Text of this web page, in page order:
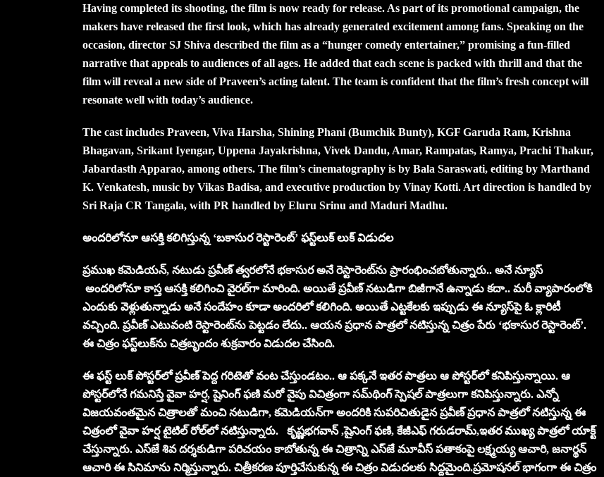
Having completed its shooting, the film is now ready for release. As part of its promotional campaign, the
makers have released the first look, which has already generated excitement among fans. Speaking on the
occasion, director SJ Shiva described the film as a “hunger comedy entertainer,” promising a fun-filled
narrative that appeals to audiences of all ages. He added that each scene is packed with thrill and that the
film will reveal a new side of Praveen’s acting talent. The team is confident that the film’s fresh concept will
resonate well with today’s audience.
The cast includes Praveen, Viva Harsha, Shining Phani (Bumchik Bunty), KGF Garuda Ram, Krishna
Bhagavan, Srikant Iyengar, Uppena Jayakrishna, Vivek Dandu, Amar, Rampatas, Ramya, Prachi Thakur,
Jabardasth Apparao, among others. The film’s cinematography is by Bala Saraswati, editing by Marthand
K. Venkatesh, music by Vikas Badisa, and executive production by Vinay Kotti. Art direction is handled by
Sri Raja CR Tangala, with PR handled by Eluru Srinu and Maduri Madhu.
అందరిలోనూ ఆసక్తి కలిగిస్తున్న ‘బకాసుర రెస్టారెంట్‌’ ఫస్ట్‌లుక్‌ లుక్‌ విడుదల
ప్రముఖ కమెడియన్‌, నటుడు ప్రవీణ్ త్వరలోనే భకాసుర అనే రెస్టారెంట్‌ను ప్రారంభించబోతున్నారు.. అనే న్యూస్‌
అందరిలోనూ కాస్త ఆసక్తి కలిగించి వైరల్‌గా మారింది. అయితే ప్రవీణ్‌ నటుడిగా బిజీగానే ఉన్నాడు కదా.. మరీ వ్యాపారంలోకి
ఎందుకు వెళ్లుతున్నాడు అనే సందేహం కూడా అందరిలో కలిగింది. అయితే ఎట్టకేలకు ఇప్పుడు ఈ న్యూస్‌పై ఓ క్లారిటీ
వచ్చింది. ప్రవీణ్‌ ఎటువంటి రెస్టారెంట్‌ను పెట్టడం లేదు.. ఆయన ప్రధాన పాత్రలో నటిస్తున్న చిత్రం పేరు ‘భకాసుర రెస్టారెంట్‌’.
ఈ చిత్రం ఫస్ట్‌లుక్‌ను చిత్రబృందం శుక్రవారం విడుదల చేసింది.
ఈ ఫస్ట్‌ లుక్‌ పోస్టర్‌లో ప్రవీణ్‌ పెద్ద గరిటెతో వంట చేస్తుండటం.. ఆ పక్కనే ఇతర పాత్రలు ఆ పోస్టర్‌లో కనిపిస్తున్నాయి. ఆ
పోస్టర్‌లోనే గమనిస్తే వైవా హర్ష, షైనింగ్‌ ఫణి మరో వైపు విచిత్రంగా సమ్‌థింగ్‌ స్పెషల్‌ పాత్రలుగా కనిపిస్తున్నారు. ఎన్నో
విజయవంతమైన చిత్రాలతో మంచి నటుడిగా, కమెడియన్‌గా అందరికి సుపరిచితుడైన ప్రవీణ్‌ ప్రధాన పాత్రలో నటిస్తున్న ఈ
చిత్రంలో వైవా హర్ష టైటిల్‌ రోల్‌లో నటిస్తున్నారు. కృష్ణభగవాన్‌ ,షైనింగ్‌ ఫణి, కేజీఎఫ్‌ గరుడరామ్‌,ఇతర ముఖ్య పాత్రలో యాక్ట్‌
చేస్తున్నారు. ఎస్‌జే శివ దర్శకుడిగా పరిచయం కాబోతున్న ఈ చిత్రాన్ని ఎస్‌జే మూవీస్‌ పతాకంపై లక్ష్మయ్య ఆచారి, జనార్థన్‌
ఆచారి ఈ సినిమాను నిర్మిస్తున్నారు. చిత్రీకరణ పూర్తిచేసుకున్న ఈ చిత్రం విడుదలకు సిద్దమైంది.ప్రమోషనల్‌ భాగంగా ఈ చిత్రం